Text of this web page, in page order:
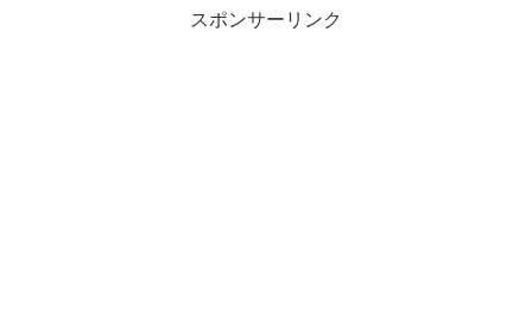
スポンサーリンク